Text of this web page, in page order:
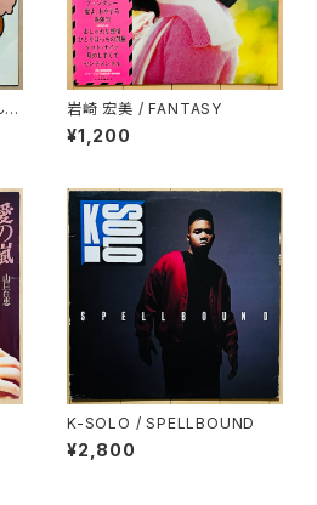
岩崎 宏美 / FANTASY
¥1,200
K-SOLO / SPELLBOUND
¥2,800